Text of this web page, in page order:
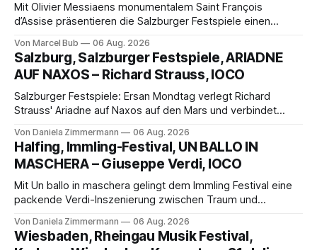
Mit Olivier Messiaens monumentalem Saint François
d’Assise präsentieren die Salzburger Festspiele einen
eine bildgewaltige Inszenierung, Maxime Pascal entfaltet
die komplexe Partitur eindrucksvoll, Philippe Sly berührt als
Franziskus.
Von Marcel Bub 06 Aug. 2026
Salzburg, Salzburger Festspiele, ARIADNE
AUF NAXOS – Richard Strauss, IOCO
Salzburger Festspiele: Ersan Mondtag verlegt Richard
Strauss' Ariadne auf Naxos auf den Mars und verbindet
Aufführung mit starken Solisten und den Wiener
Philharmonikern, szenisch bleibt der zweite Akt jedoch
hinter den Erwartungen zurück.
Von Daniela Zimmermann 06 Aug. 2026
Halfing, Immling-Festival, UN BALLO IN
MASCHERA – Giuseppe Verdi, IOCO
Mit Un ballo in maschera gelingt dem Immling Festival eine
packende Verdi-Inszenierung zwischen Traum und
psychologische Tiefe mit starken Bildern, getragen von
einem spielfreudigen Ensemble und einer musikalisch
Von Daniela Zimmermann 06 Aug. 2026
Wiesbaden, Rheingau Musik Festival,